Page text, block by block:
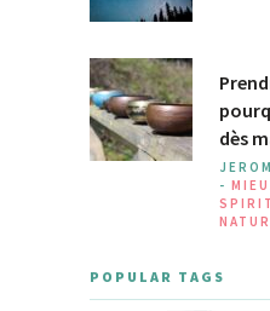
dès
-
POPULAR TAGS